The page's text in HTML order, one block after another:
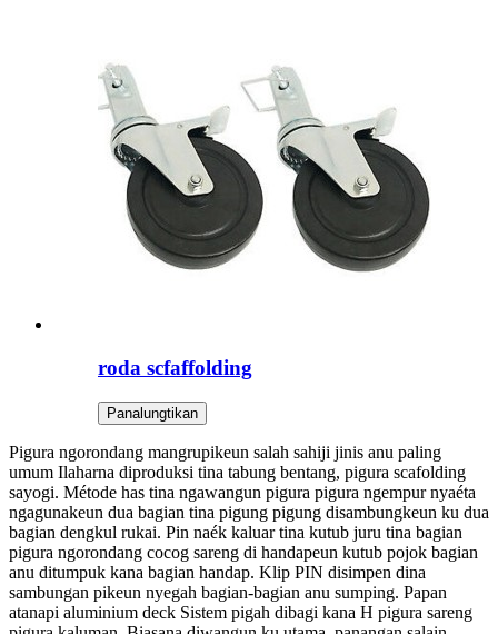
roda scfaffolding
Panalungtikan
Pigura ngorondang mangrupikeun salah sahiji jinis anu paling
umum Ilaharna diproduksi tina tabung bentang, pigura scafolding
sayogi. Métode has tina ngawangun pigura pigura ngempur nyaéta
ngagunakeun dua bagian tina pigung pigung disambungkeun ku dua
bagian dengkul rukai. Pin naék kaluar tina kutub juru tina bagian
pigura ngorondang cocog sareng di handapeun kutub pojok bagian
anu ditumpuk kana bagian handap. Klip PIN disimpen dina
sambungan pikeun nyegah bagian-bagian anu sumping. Papan
atanapi aluminium deck Sistem pigah dibagi kana H pigura sareng